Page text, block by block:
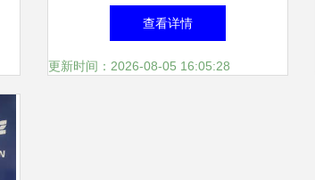
新路径——四川省房地产供应
链协会走进三菱重工海尔
查看详情
更新时间：2026-08-05 16:05:28